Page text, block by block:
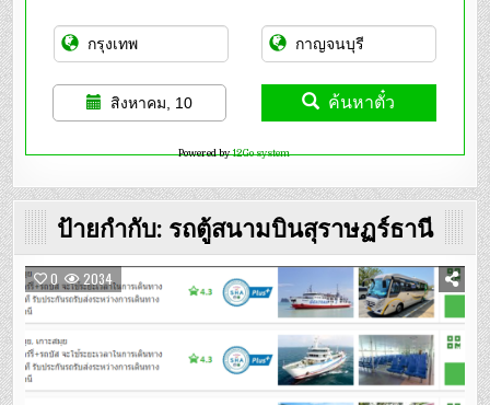
สิงหาคม, 10 ค้นหาตั๋ว
Powered by12Go system
ป้ายกำกับ: รถตู้สนามบินสุราษฏร์ธานี
0 2034